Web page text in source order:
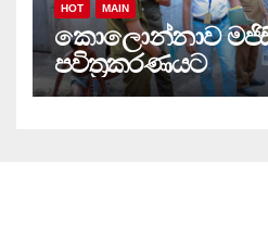
HOT MAIN
කොලොන්නාව
පවිත්‍රකරණයට